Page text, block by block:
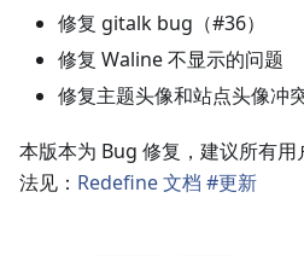
修复 gitalk bug（#36）
修复 Waline 不显示的问题
修复主题头像和站点头像冲
本版本为 Bug 修复，建议所有
法见： Redefine 文档 #更新